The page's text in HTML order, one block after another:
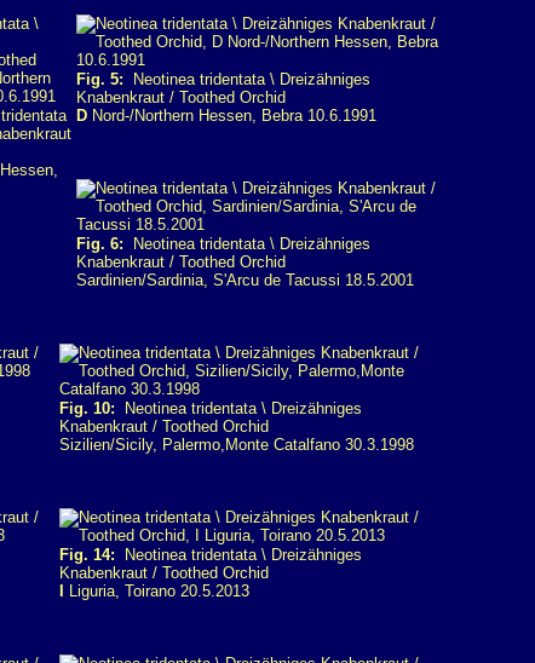
Fig. 5: Neotinea tridentata \ Dreizähniges
Knabenkraut / Toothed Orchid
D Nord-/Northern Hessen, Bebra 10.6.1991
Fig. 6: Neotinea tridentata \ Dreizähniges
Knabenkraut / Toothed Orchid
Sardinien/Sardinia, S'Arcu de Tacussi 18.5.2001
Fig. 10: Neotinea tridentata \ Dreizähniges
Knabenkraut / Toothed Orchid
Sizilien/Sicily, Palermo,Monte Catalfano 30.3.1998
Fig. 14: Neotinea tridentata \ Dreizähniges
Knabenkraut / Toothed Orchid
Liguria, Toirano 20.5.2013